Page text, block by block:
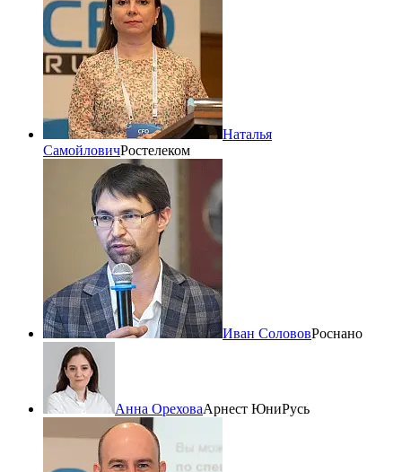
Наталья
СамойловичРостелеком
Иван СолововРоснано
Анна ОреховаАрнест ЮниРусь